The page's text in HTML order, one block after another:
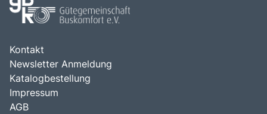
Kontakt
Newsletter Anmeldung
Katalogbestellung
Impressum
AGB